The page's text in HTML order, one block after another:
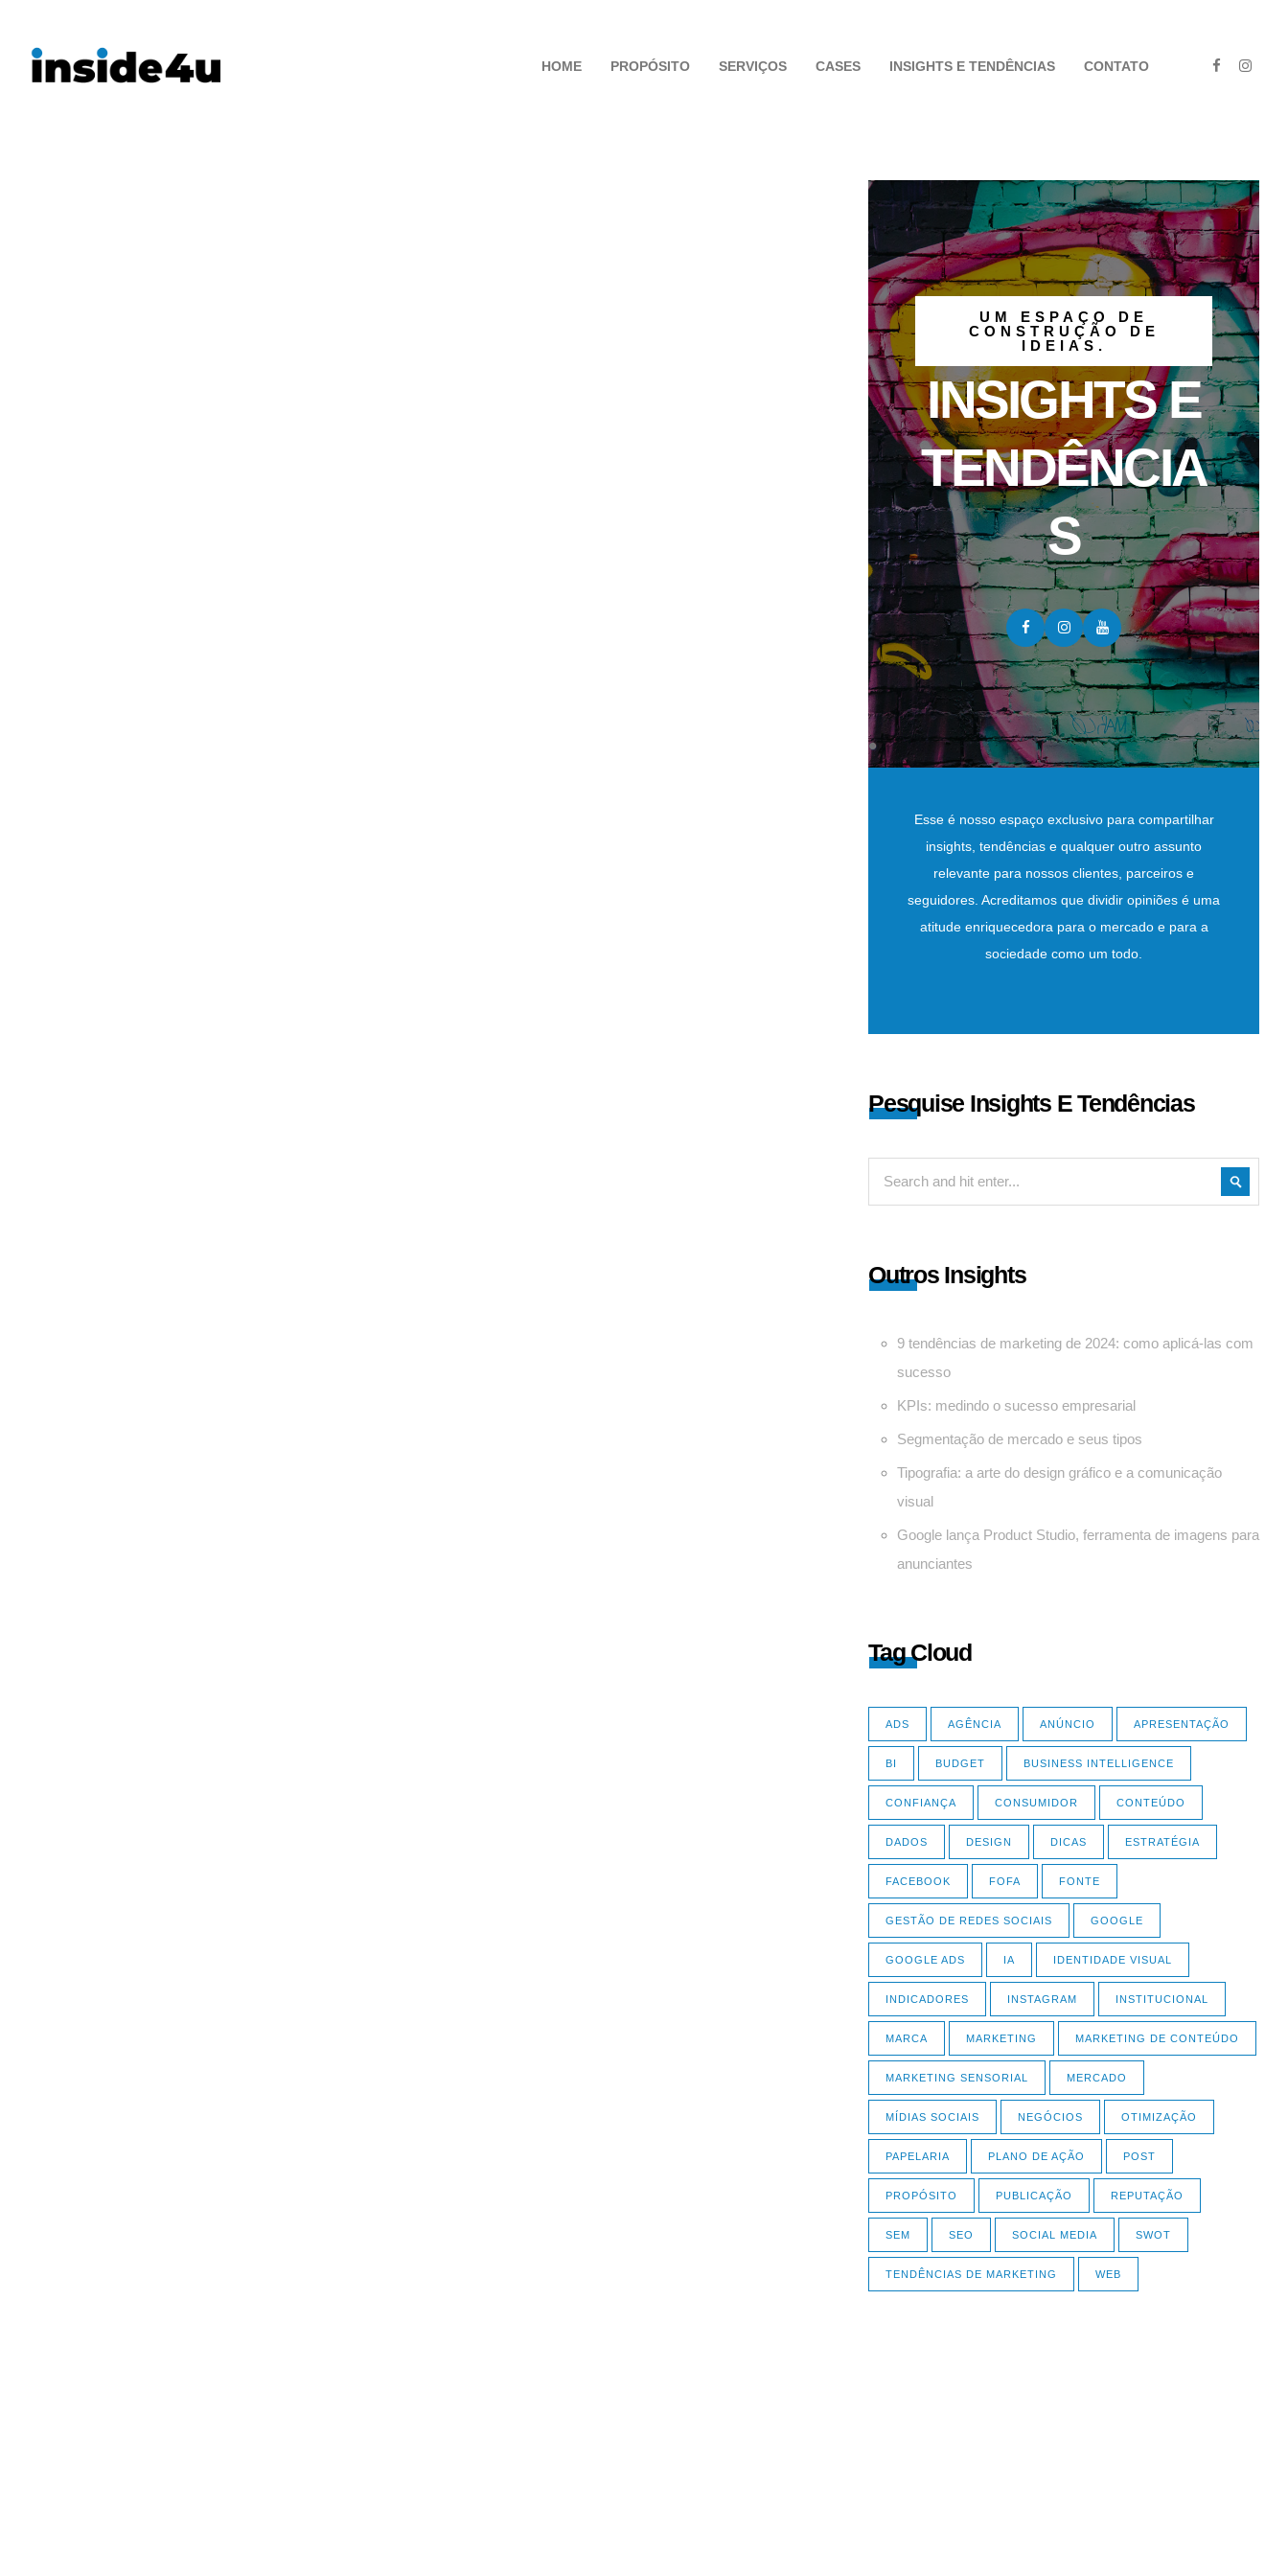
HOME PROPÓSITO SERVIÇOS CASES INSIGHTS E TENDÊNCIAS CONTATO
UM ESPAÇO DE
CONSTRUÇÃO DE
IDEIAS.
INSIGHTS E
TENDÊNCIA
S
Esse é nosso espaço exclusivo para compartilhar
insights, tendências e qualquer outro assunto
relevante para nossos clientes, parceiros e
seguidores. Acreditamos que dividir opiniões é uma
atitude enriquecedora para o mercado e para a
sociedade como um todo.
Pesquise Insights E Tendências
Outros Insights
9 tendências de marketing de 2024: como aplicá-las com
sucesso
KPIs: medindo o sucesso empresarial
Segmentação de mercado e seus tipos
Tipografia: a arte do design gráfico e a comunicação
visual
Google lança Product Studio, ferramenta de imagens para
anunciantes
Tag Cloud
ADS AGÊNCIA ANÚNCIO APRESENTAÇÃO
BI BUDGET BUSINESS INTELLIGENCE
CONFIANÇA CONSUMIDOR CONTEÚDO
DADOS DESIGN DICAS ESTRATÉGIA
FACEBOOK FOFA FONTE
GESTÃO DE REDES SOCIAIS GOOGLE
GOOGLE ADS IA IDENTIDADE VISUAL
INDICADORES INSTAGRAM INSTITUCIONAL
MARCA MARKETING MARKETING DE CONTEÚDO
MARKETING SENSORIAL MERCADO
MÍDIAS SOCIAIS NEGÓCIOS OTIMIZAÇÃO
PAPELARIA PLANO DE AÇÃO POST
PROPÓSITO PUBLICAÇÃO REPUTAÇÃO
SEM SEO SOCIAL MEDIA SWOT
TENDÊNCIAS DE MARKETING WEB